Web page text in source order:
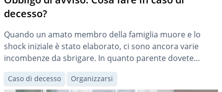
decesso?
Quando un amato membro della famiglia muore e lo
shock iniziale è stato elaborato, ci sono ancora varie
incombenze da sbrigare. In quanto parente dovete
informare del decesso oltre che diverse persone, anche
l’autorità competente.
Caso di decesso Organizzarsi